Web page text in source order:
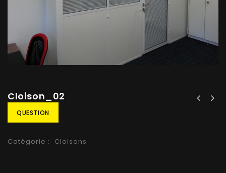
Cloison_02
QUESTION
Catégorie : Cloisons